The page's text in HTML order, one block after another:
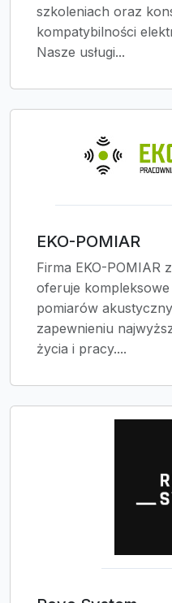
szkoleniach oraz
kompatybilności
Nasze usługi...
EKO-POMIAR
Firma EKO-POMIAR
oferuje kompleksowe
pomiarów
zapewnieniu
życia i pracy....